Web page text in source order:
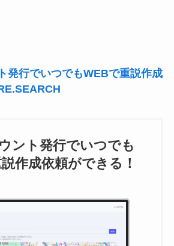
発行でいつでもWEBで重説作成
ント発行でいつでも
作成依頼ができる！